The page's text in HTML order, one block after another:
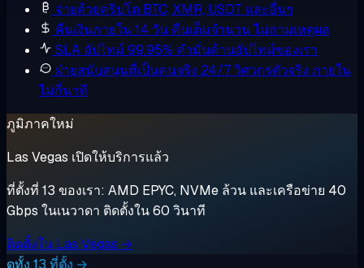
จ่ายด้วยคริปโต BTC, XMR, USDT และอื่นๆ
คืนเงินภายใน 14 วัน คืนเต็มจำนวน ไม่ถามเหตุผล
SLA อัปไทม์ 99.95% คำมั่นด้านอัปไทม์ของเรา
ฝ่ายสนับสนุนที่เป็นคนจริง 24/7วิศวกรตัวจริง ภายใน
ไม่กี่นาที
ภูมิภาคใหม่
Las Vegas เปิดให้บริการแล้ว
ที่ตั้งที่ 13 ของเรา: AMD EPYC, NVMe ล้วน และเครือข่าย 40
Gbps ในเนวาดา ติดตั้งใน 60 วินาที
ติดตั้งใน Las Vegas →
ดูทั้ง 13 ที่ตั้ง →